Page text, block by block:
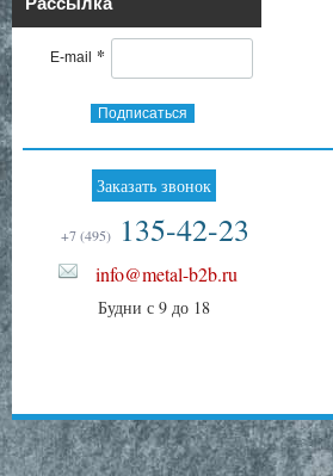
E-mail *
Подписаться
Заказать звонок
+7 (495) 135-42-23
info@metal-b2b.ru
Будни с 9 до 18